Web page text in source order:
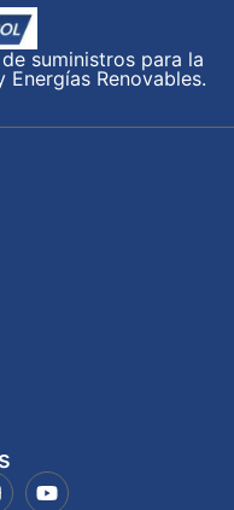
suministros para la
Renovables.